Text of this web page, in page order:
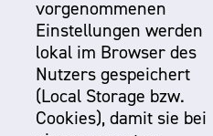
vorgenommenen
Einstellungen werden
lokal im Browser des
Nutzers gespeichert
(Local Storage bzw.
Cookies), damit sie bei